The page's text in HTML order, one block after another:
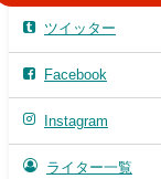
ツイッター
Facebook
Instagram
ライター一覧